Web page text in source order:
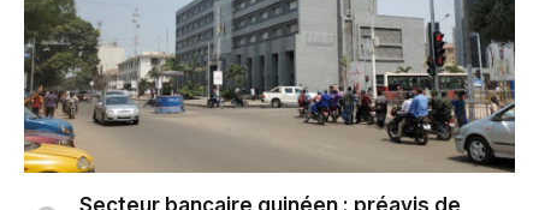
Secteur bancaire guinéen : préavis de